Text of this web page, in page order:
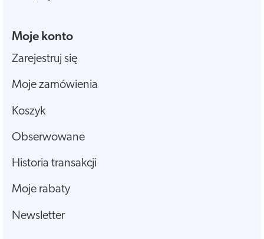
Moje konto
Zarejestruj się
Moje zamówienia
Koszyk
Obserwowane
Historia transakcji
Moje rabaty
Newsletter